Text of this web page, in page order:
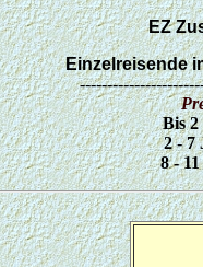
EZ
Einzelreisende
Bis
2 - 7
8 -